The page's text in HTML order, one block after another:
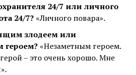
24/7 или личного
24/7? «Личного повара».
злодеем или
героем? «Незаметным героем.
– это очень хорошо. Мне